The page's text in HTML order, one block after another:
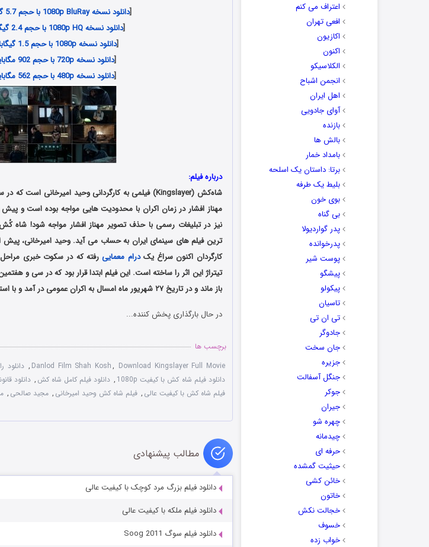
اعتراف می کنم
افعی تهران
اکازیون
اکنون
الکلاسیکو
انجمن اشباح
اهل ایران
آوای جادویی
بازنده
بالش ها
بامداد خمار
برتا: داستان یک اسلحه
بلیط یک‌‌ طرفه
بوی خون
بی گناه
پدر گواردیولا
پدرخوانده
پوست شیر
پیشگو
پیکولو
تاسیان
تی ان تی
جادوگر
جان سخت
جزیره
جنگل آسفالت
جوکر
جیران
چهره شو
چیدمانه
حرفه ای
حیثیت گمشده
خائن کشی
خاتون
خجالت نکش
خسوف
خواب زده
[دانلود نسخه 1080p BluRay با حجم 5.7 گیگابایت – 5.500 تومان
[دانلود نسخه 1080p HQ با حجم 2.4 گیگابایت – 5.500 تومان
[دانلود نسخه 1080p با حجم 1.5 گیگابایت – 5.500 تومان
[دانلود نسخه 720p با حجم 902 مگابایت – 5.500 تومان
[دانلود نسخه 480p با حجم 562 مگابایت – 5.500 تومان
درباره فیلم:
شاه‌کش (Kingslayer
مهناز افشار در زمان اکران با محدودیت هایی مواجه بوده است و
نیز در تبلیغات رسمی با حذف تصویر مهناز افشار مواجه شود! شاه
ترین فیلم های سینمای ایران به حساب می آید. وحید امیرخانی، پیش
کارگردان اکنون سراغ یکدرام معماییرفته که در سکوت خبری
تیتراژ این اثر را ساخته است. این فیلم ابتدا قرار بود که در سی و
باز ماند و در تاریخ ۲۷ شهریور ماه امسال به اکران عمومی در آمد و با استقبال خوبی از سوی مخاطبان مواجه شد.
در حال بارگذاری پخش کننده...
برچسب ها
Danlod Film Shah Kosh, Download Kingslayer Full Movie
, دانلود
دانلود فیلم شاه کش با کیفیت 1080p
, دانلود فیلم کامل شاه کش , دانلود
فیلم شاه کش با کیفیت عالی , فیلم شاه کش وحید امیرخانی , مجید صالحی ,
مطالب پیشنهادی
دانلود فیلم بزرگ مرد کوچک با کیفیت عالی
دانلود فیلم ملکه با کیفیت عالی
دانلود فیلم سوگ Soog 2011